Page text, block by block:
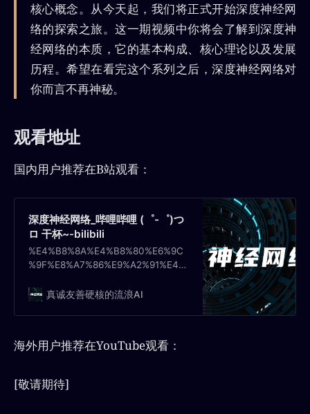
核心概念。从今天起，我们将正式开始深度神经网
络的探索之旅。这一期视频中你将会了解到深度神
经网络的本质，它的基本构成、核心理论以及发展
历程。希望在看完这个系列之后，深度神经网络对
你而言不再神秘。
观看地址
国内用户推荐在B站观看：
深度神经网络_哔哩哔哩 (゜-゜)つ
ロ 干杯~-bilibili
%E4%B8%8A%E4%B8%80%E6%9C
%9F%E8%A7%86%E9%A2%91%E4%
E7%BB%8F%E4%BA%86%E8%A7%A
%E5%A4%84%E7%90%86%E9%A2%
%94%A8%E3%80%82%E6%B7%B1%
真诚友善硬核的流浪AI
海外用户推荐在YouTube观看：
[敬请期待]